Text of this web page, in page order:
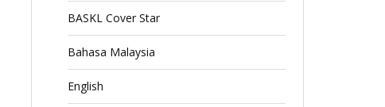
BASKL Cover Star
Bahasa Malaysia
English